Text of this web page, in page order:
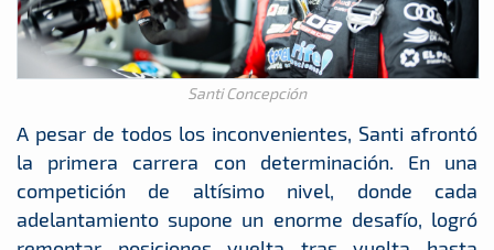
Santi Concepción
A pesar de todos los inconvenientes, Santi afrontó
la primera carrera con determinación. En una
competición de altísimo nivel, donde cada
adelantamiento supone un enorme desafío, logró